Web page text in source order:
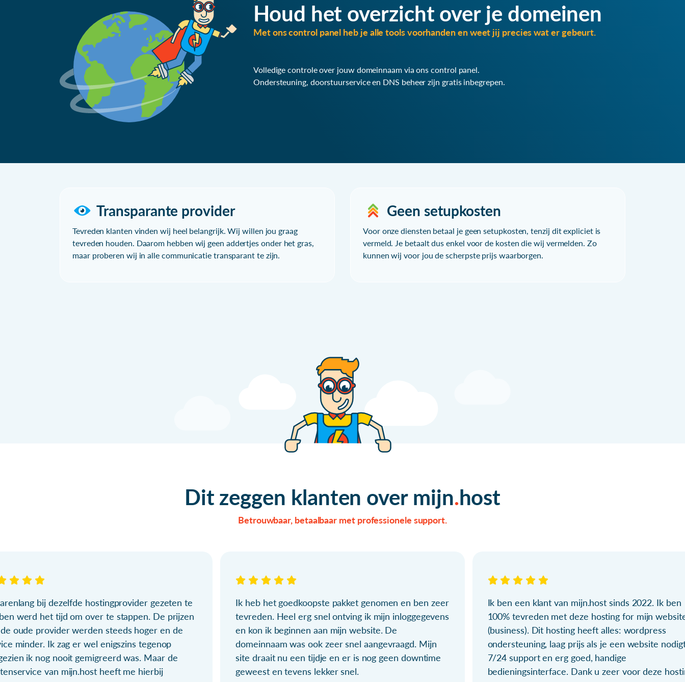
Houd het overzicht over je domeinen
Met ons control panel heb je alle tools voorhanden en weet jij precies wat er gebeurt.
Volledige controle over jouw domeinnaam via ons control panel.
Ondersteuning, doorstuurservice en DNS beheer zijn gratis inbegrepen.
Transparante provider
Tevreden klanten vinden wij heel belangrijk. Wij willen jou graag
tevreden houden. Daarom hebben wij geen addertjes onder het gras,
maar proberen wij in alle communicatie transparant te zijn.
Geen setupkosten
Voor onze diensten betaal je geen setupkosten, tenzij dit expliciet is
vermeld. Je betaalt dus enkel voor de kosten die wij vermelden. Zo
kunnen wij voor jou de scherpste prijs waarborgen.
Dit zeggen klanten over mijn host
Betrouwbaar, betaalbaar met professionele support.
bij dezelfde hostingprovider gezeten te
werd het tijd om over te stappen. De prijzen
oude provider werden steeds hoger en de
minder. Ik zag er wel enigszins tegenop
ik nog nooit gemigreerd was. Maar de
van mijn.host heeft me hierbij
Ik heb het goedkoopste pakket genomen en ben zeer
tevreden. Heel erg snel ontving ik mijn inloggegevens
en kon ik beginnen aan mijn website. De
domeinnaam was ook zeer snel aangevraagd. Mijn
site draait nu een tijdje en er is nog geen downtime
geweest en tevens lekker snel.
Ik ben een klant van mijn.host sinds 2022. Ik ben
100% tevreden met deze hosting for mijn
(business). Dit hosting heeft alles: wordpress
ondersteuning, laag prijs als je een website
7/24 support en erg goed, handige
bedieningsinterface. Dank u zeer voor deze